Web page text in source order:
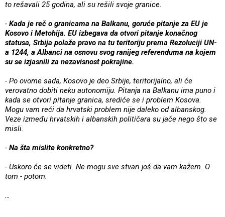
to rešavali 25 godina, ali su rešili svoje granice.
- Kada je reč o granicama na Balkanu, goruće pitanje za EU je
Kosovo i Metohija. EU izbegava da otvori pitanje konačnog
statusa, Srbija polaže pravo na tu teritoriju prema Rezoluciji UN-
a 1244, a Albanci na osnovu svog ranijeg referenduma na kojem
su se izjasnili za nezavisnost pokrajine.
- Po ovome sada, Kosovo je deo Srbije, teritorijalno, ali će
verovatno dobiti neku autonomiju. Pitanja na Balkanu ima puno i
kada se otvori pitanje granica, srediće se i problem Kosova.
Mogu vam reći da hrvatski problem nije daleko od albanskog.
Veze između hrvatskih i albanskih političara su jače nego što se
misli.
- Na šta mislite konkretno?
- Uskoro će se videti. Ne mogu sve stvari još da vam kažem. O
tom - potom.
…